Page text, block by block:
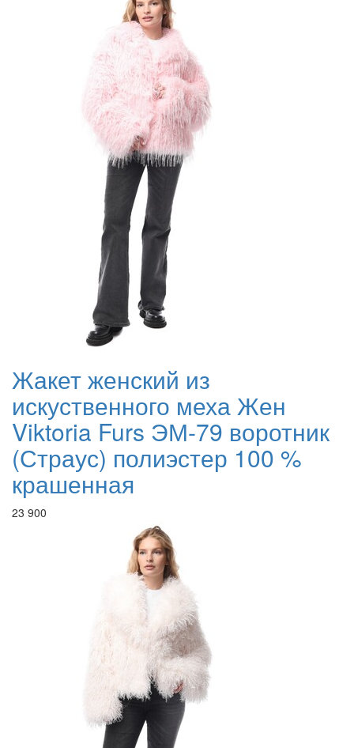
Жакет женский из
искуственного меха Жен
Viktoria Furs ЭМ-79 воротник
(Страус) полиэстер 100 %
крашенная
23 900